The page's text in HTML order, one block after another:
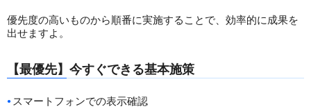
優先度の高いものから順番に実施することで、効率的に成果を
出せますよ。
【最優先】今すぐできる基本施策
スマートフォンでの表示確認